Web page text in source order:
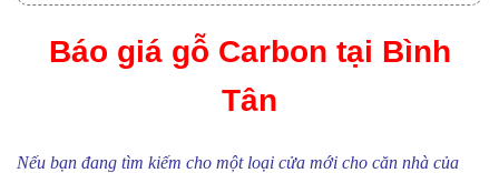
Báo giá gỗ Carbon tại Bình
Tân
Nếu bạn đang tìm kiếm cho một loại cửa mới cho căn nhà của